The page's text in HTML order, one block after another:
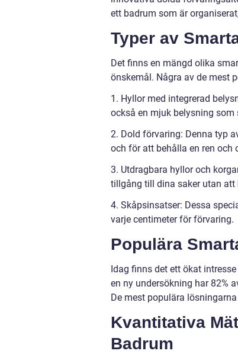
ett badrum som är
Typer av
Det finns en mängd olika
önskemål. Några av de mest
1. Hyllor med integrerad
också en mjuk belysning
2. Dold förvaring: Denna typ
och för att behålla en ren och
3. Utdragbara hyllor och
tillgång till dina saker utan att
4. Skåpsinsatser: Dessa
varje centimeter för förvaring.
Populära
Idag finns det ett ökat
en ny undersökning har 82%
De mest populära
Kvantitativa
Badrum